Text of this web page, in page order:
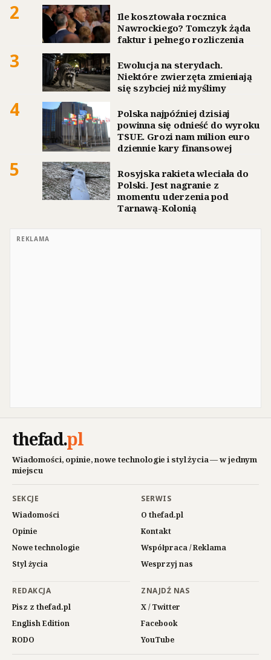
2
Ile kosztowała rocznica
Nawrockiego? Tomczyk żąda
faktur i pełnego rozliczenia
3
Ewolucja na sterydach.
Niektóre zwierzęta zmieniają
się szybciej niż myślimy
4
Polska najpóźniej dzisiaj
powinna się odnieść do wyroku
TSUE. Grozi nam milion euro
dziennie kary finansowej
5
Rosyjska rakieta wleciała do
Polski. Jest nagranie z
momentu uderzenia pod
Tarnawą-Kolonią
REKLAMA
thefad.pl
Wiadomości, opinie, nowe technologie i styl życia — w jednym
miejscu
SEKCJE
Wiadomości
Opinie
Nowe technologie
Styl życia
SERWIS
O thefad.pl
Kontakt
Współpraca / Reklama
Wesprzyj nas
REDAKCJA
Pisz z thefad.pl
English Edition
RODO
ZNAJDŹ NAS
X / Twitter
Facebook
YouTube